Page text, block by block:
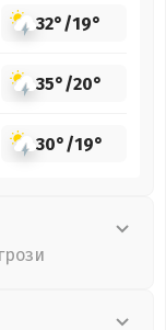
32°/19°
35°/20°
30°/19°